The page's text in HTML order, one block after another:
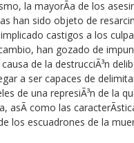
la mayorÃ­a de los
han sido objeto de
castigos a los
han gozado de
de la destrucciÃ³n
a ser capaces de
de una represiÃ³n de la
asÃ­ como las
los escuadrones de la